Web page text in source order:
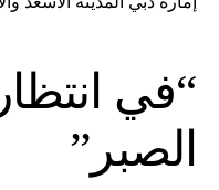
“في
الصبر”